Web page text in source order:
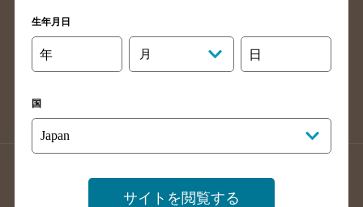
長崎県のバー検索
佐賀県のバー検索
大分県のバー検索
熊本県のバー検索
掲載店舗様ログイン
生年月日
年 月 日
国
サイトを閲覧する